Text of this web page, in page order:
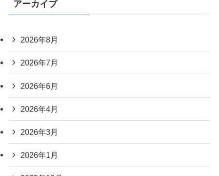
アーカイブ
2026年8月
2026年7月
2026年6月
2026年4月
2026年3月
2026年1月